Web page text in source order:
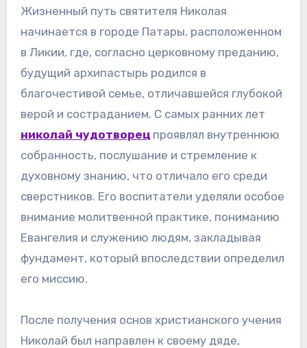
Жизненный путь святителя Николая
начинается в городе Патары, расположенном
в Ликии, где, согласно церковному преданию,
будущий архипастырь родился в
благочестивой семье, отличавшейся глубокой
верой и состраданием. С самых ранних лет
николай чудотворецпроявлял внутреннюю
собранность, послушание и стремление к
духовному знанию, что отличало его среди
сверстников. Его воспитатели уделяли особое
внимание молитвенной практике, пониманию
Евангелия и служению людям, закладывая
фундамент, который впоследствии определил
его миссию.
После получения основ христианского учения
Николай был направлен к своему дяде,